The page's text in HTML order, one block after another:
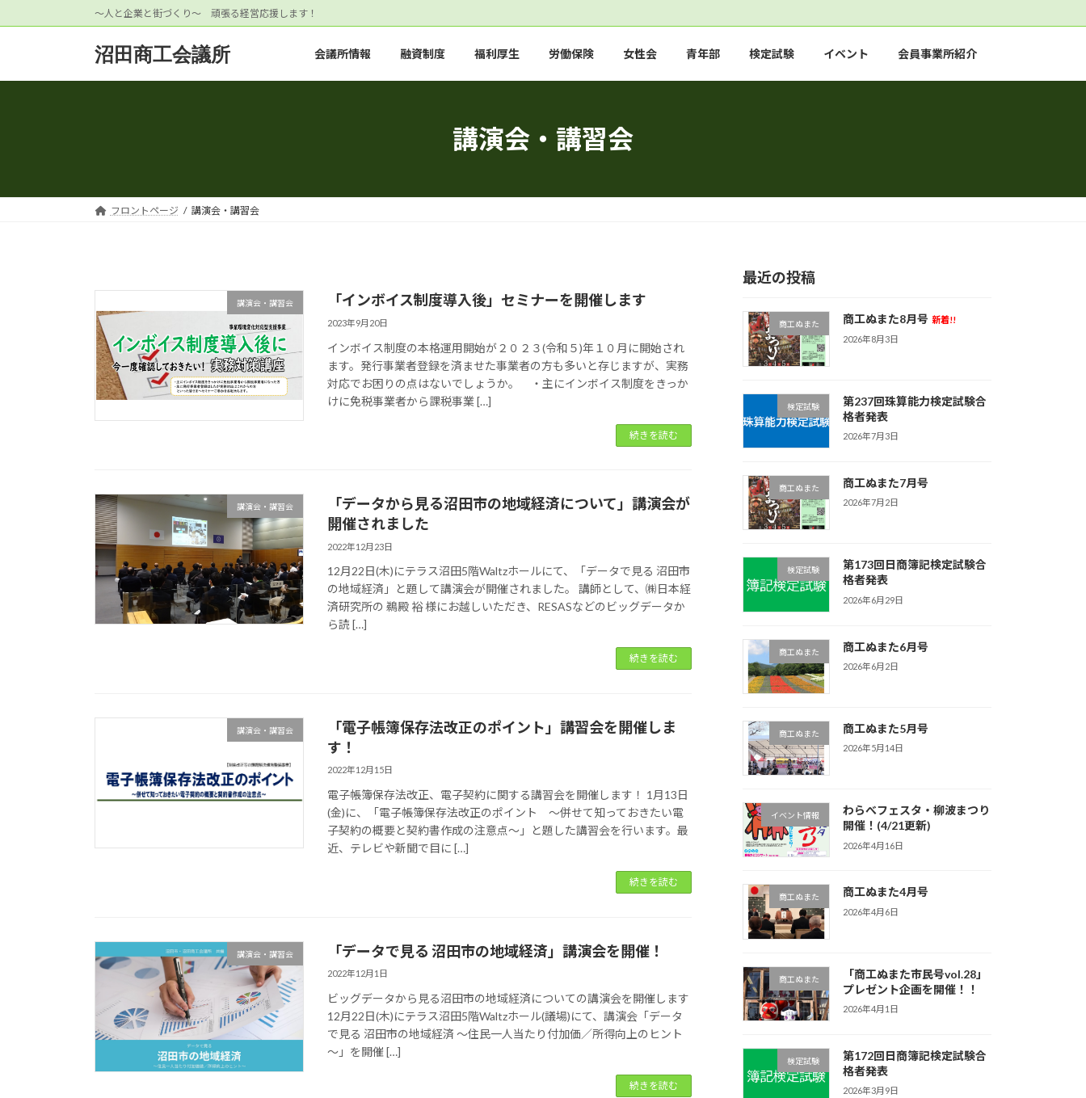
ン
ビ
～人と企業と街づくり～ 頑張る経営応援します！
沼田商工会議所 会議所情報 融資制度 福利厚生 労働保険 女性会 青年部 検定試験 イベント 会員事業所紹介
講演会・講習会
フロントページ 講演会・講習会
講演会・講習会 「インボイス制度導入後」セミナーを開催します
2023年9月20日
インボイス制度の本格運用開始が２０２３(令和５)年１０月に開始され
ます。発行事業者登録を済ませた事業者の方も多いと存じますが、実務
対応でお困りの点はないでしょうか。 ・主にインボイス制度をきっか
けに免税事業者から課税事業 […]
続きを読む
講演会・講習会
「データから見る沼田市の地域経済について」講演会が
開催されました
2022年12月23日
12月22日(木)にテラス沼田5階Waltzホールにて、「データで見る 沼田市
の地域経済」と題して講演会が開催されました。 講師として、㈱日本経
済研究所の 鵜殿 裕 様にお越しいただき、RESASなどのビッグデータか
ら読 […]
続きを読む
講演会・講習会
「電子帳簿保存法改正のポイント」講習会を開催しま
す！
2022年12月15日
電子帳簿保存法改正、電子契約に関する講習会を開催します！ 1月13日
(金)に、「電子帳簿保存法改正のポイント ～併せて知っておきたい電
子契約の概要と契約書作成の注意点～」と題した講習会を行います。最
近、テレビや新聞で目に […]
続きを読む
講演会・講習会 「データで見る 沼田市の地域経済」講演会を開催！
2022年12月1日
ビッグデータから見る沼田市の地域経済についての講演会を開催します
12月22日(木)にテラス沼田5階Waltzホール(議場)にて、講演会「データ
で見る 沼田市の地域経済 ～住民一人当たり付加価／所得向上のヒント
～」を開催 […]
続きを読む
最近の投稿
商工ぬまた 商工ぬまた8月号 新着!!
2026年8月3日
検定試験
第237回珠算能力検定試験合
格者発表
2026年7月3日
商工ぬまた 商工ぬまた7月号
2026年7月2日
検定試験
第173回日商簿記検定試験合
格者発表
2026年6月29日
商工ぬまた 商工ぬまた6月号
2026年6月2日
商工ぬまた 商工ぬまた5月号
2026年5月14日
イベント情報
わらべフェスタ・柳波まつり
開催！(4/21更新)
2026年4月16日
商工ぬまた 商工ぬまた4月号
2026年4月6日
商工ぬまた
「商工ぬまた市民号vol.28」
プレゼント企画を開催！！
2026年4月1日
検定試験
第172回日商簿記検定試験合
格者発表
2026年3月9日